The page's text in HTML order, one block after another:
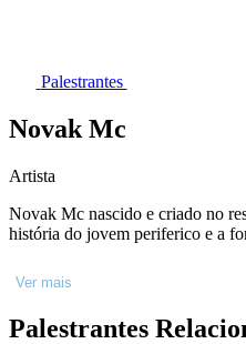
Palestrantes
Novak Mc
Artista
Novak Mc nascido e criado no
Ver mais
Palestrantes